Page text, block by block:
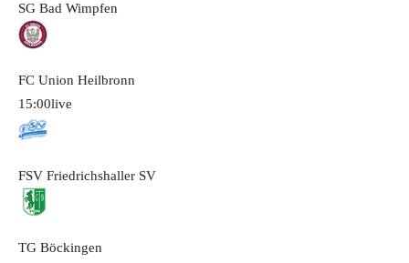
SG Bad Wimpfen
FC Union Heilbronn
15:00live
FSV Friedrichshaller SV
TG Böckingen